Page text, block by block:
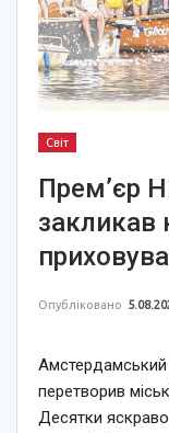
Світ
Прем’єр
закликав
Опубліковано
Амстердамський
перетворив
Десятки